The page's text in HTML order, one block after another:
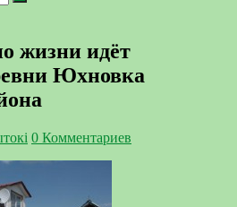
жизни идёт
Юхновка
0 Комментариев